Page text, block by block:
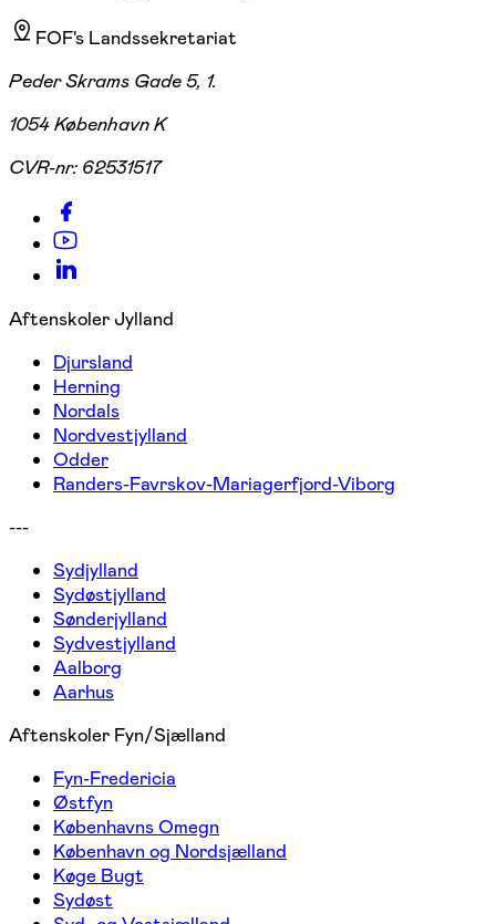
FOF's Landssekretariat
Peder Skrams Gade 5, 1.
1054 København K
CVR-nr: 62531517
Aftenskoler Jylland
Djursland
Herning
Nordals
Nordvestjylland
Odder
Randers-Favrskov-Mariagerfjord-Viborg
---
Sydjylland
Sydøstjylland
Sønderjylland
Sydvestjylland
Aalborg
Aarhus
Aftenskoler Fyn/Sjælland
Fyn-Fredericia
Østfyn
Københavns Omegn
København og Nordsjælland
Køge Bugt
Sydøst